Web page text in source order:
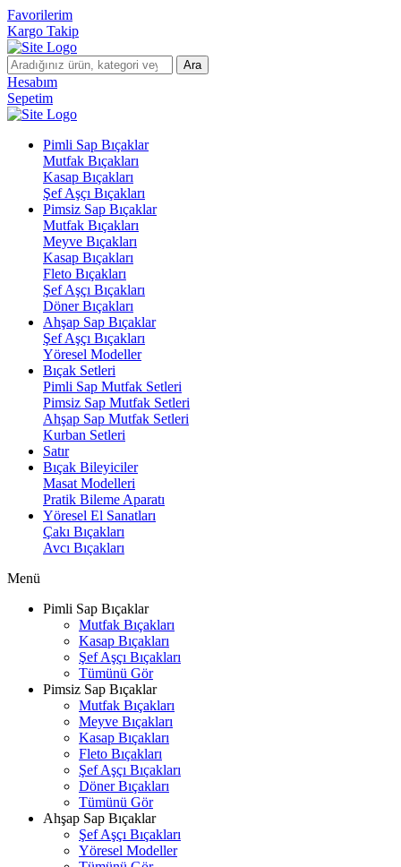
Favorilerim
Kargo Takip
Ara
Hesabım
Sepetim
Pimli Sap Bıçaklar
Mutfak Bıçakları
Kasap Bıçakları
Şef Aşçı Bıçakları
Pimsiz Sap Bıçaklar
Mutfak Bıçakları
Meyve Bıçakları
Kasap Bıçakları
Fleto Bıçakları
Şef Aşçı Bıçakları
Döner Bıçakları
Ahşap Sap Bıçaklar
Şef Aşçı Bıçakları
Yöresel Modeller
Bıçak Setleri
Pimli Sap Mutfak Setleri
Pimsiz Sap Mutfak Setleri
Ahşap Sap Mutfak Setleri
Kurban Setleri
Satır
Bıçak Bileyiciler
Masat Modelleri
Pratik Bileme Aparatı
Yöresel El Sanatları
Çakı Bıçakları
Avcı Bıçakları
Menü
Pimli Sap Bıçaklar
Mutfak Bıçakları
Kasap Bıçakları
Şef Aşçı Bıçakları
Tümünü Gör
Pimsiz Sap Bıçaklar
Mutfak Bıçakları
Meyve Bıçakları
Kasap Bıçakları
Fleto Bıçakları
Şef Aşçı Bıçakları
Döner Bıçakları
Tümünü Gör
Ahşap Sap Bıçaklar
Şef Aşçı Bıçakları
Yöresel Modeller